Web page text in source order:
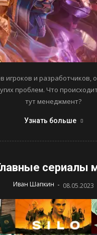
игроков и разработчиков,
проблем. Что
тут менеджмент?
Узнать больше
сериалы
Иван Шапкин - 08.05.2023